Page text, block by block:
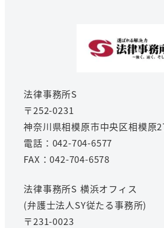
法律事務所S
〒252-0231
神奈川県相模原市中央区相模原
電話：042-704-6577
FAX：042-704-6578
法律事務所S 横浜オフィス
(弁護士法人SY従たる事務所)
〒231-0023